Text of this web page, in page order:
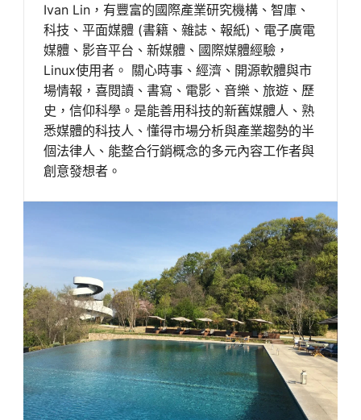
Ivan Lin，有豐富的國際產業研究機構、智庫、
科技、平面媒體 (書籍、雜誌、報紙)、電子廣電
媒體、影音平台、新媒體、國際媒體經驗，
Linux使用者。 關心時事、經濟、開源軟體與市
場情報，喜閱讀、書寫、電影、音樂、旅遊、歷
史，信仰科學。是能善用科技的新舊媒體人、熟
悉媒體的科技人、懂得市場分析與產業趨勢的半
個法律人、能整合行銷概念的多元內容工作者與
創意發想者。